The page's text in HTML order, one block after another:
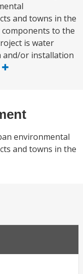
and towns in the
to the
is water
and/or installation
environmental
and towns in the